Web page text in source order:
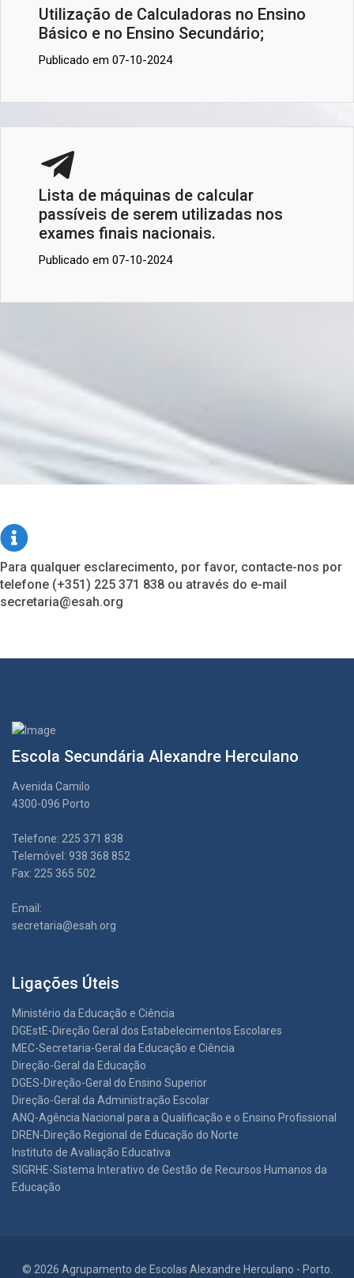
Utilização de Calculadoras no Ensino
Básico e no Ensino Secundário;
Publicado em 07-10-2024
Lista de máquinas de calcular
passíveis de serem utilizadas nos
exames finais nacionais.
Publicado em 07-10-2024
Para qualquer esclarecimento, por favor, contacte-nos por
telefone (+351) 225 371 838 ou através do e-mail
secretaria@esah.org
Escola Secundária Alexandre Herculano
Avenida Camilo
4300-096 Porto
Telefone: 225 371 838
Telemóvel: 938 368 852
Fax: 225 365 502
Email:
secretaria@esah.org
Ligações Úteis
Ministério da Educação e Ciência
DGEstE-Direção Geral dos Estabelecimentos Escolares
MEC-Secretaria-Geral da Educação e Ciência
Direção-Geral da Educação
DGES-Direção-Geral do Ensino Superior
Direção-Geral da Administração Escolar
ANQ-Agência Nacional para a Qualificação e o Ensino Profissional
DREN-Direção Regional de Educação do Norte
Instituto de Avaliação Educativa
SIGRHE-Sistema Interativo de Gestão de Recursos Humanos da
Educação
© 2026 Agrupamento de Escolas Alexandre Herculano - Porto.